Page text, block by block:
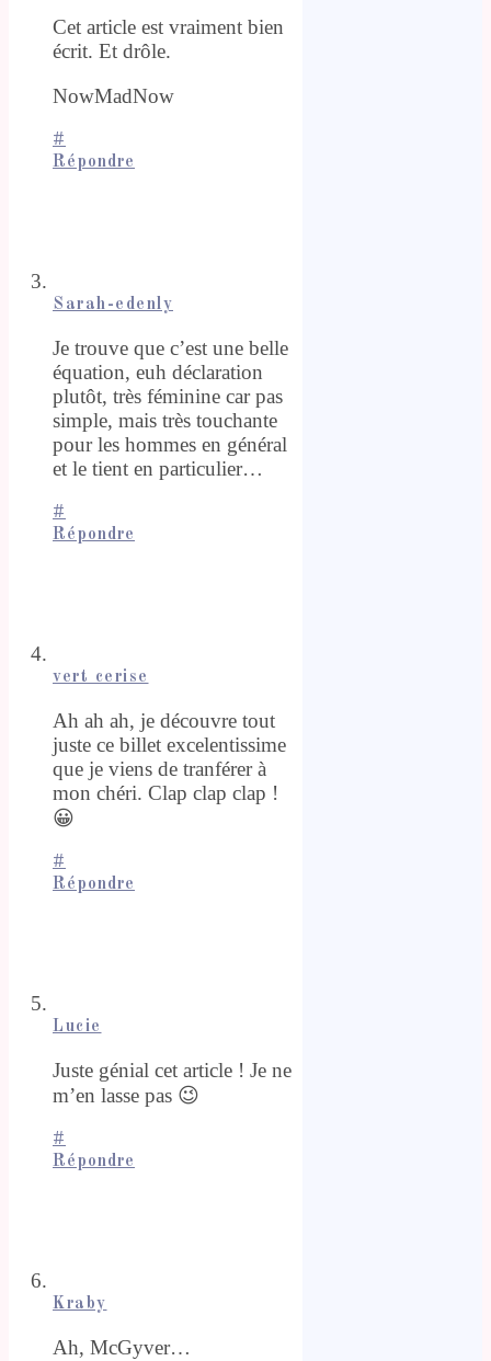
Cet article est vraiment bien
écrit. Et drôle.
NowMadNow
#
Répondre
Sarah-edenly
Je trouve que c’est une belle
équation, euh déclaration
plutôt, très féminine car pas
simple, mais très touchante
pour les hommes en général
et le tient en particulier…
#
Répondre
vert cerise
Ah ah ah, je découvre tout
juste ce billet excelentissime
que je viens de tranférer à
mon chéri. Clap clap clap !
😀
#
Répondre
Lucie
Juste génial cet article ! Je ne
m’en lasse pas 😉
#
Répondre
Kraby
Ah, McGyver…